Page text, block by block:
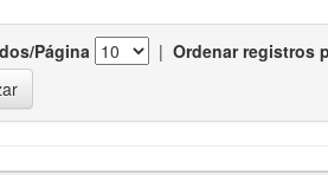
Página | Ordenar registros